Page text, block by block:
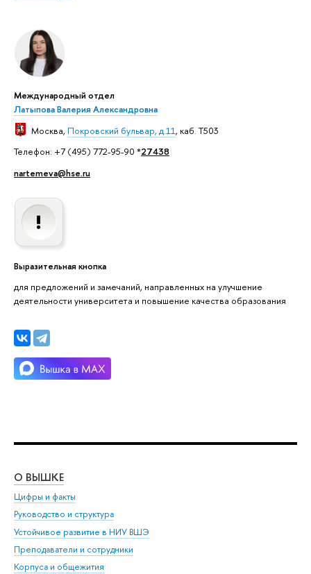
Международный отдел
Латыпова Валерия Александровна
Москва, Покровский бульвар, д.11, каб. T503
Телефон: +7 (495) 772-95-90 *27438
nartemeva@hse.ru
Выразительная кнопка
для предложений и замечаний, направленных на улучшение
деятельности университета и повышение качества образования
О ВЫШКЕ
Цифры и факты
Руководство и структура
Устойчивое развитие в НИУ ВШЭ
Преподаватели и сотрудники
Корпуса и общежития